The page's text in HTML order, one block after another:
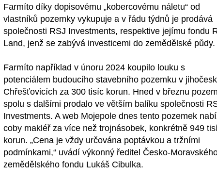
Farmíto díky dopisovému „kobercovému náletu“ od
vlastníků pozemky vykupuje a v řádu týdnů je prodává
společnosti RSJ Investments, respektive jejímu fondu
Land, jenž se zabývá investicemi do zemědělské půdy.
Farmíto například v únoru 2024 koupilo louku s
potenciálem budoucího stavebního pozemku v
Chřešťovicích za 300 tisíc korun. Hned v březnu
spolu s dalšími prodalo ve větším balíku společnosti
Investments. A web Mojepole dnes tento pozemek
coby makléř za více než trojnásobek, konkrétně 949
korun. „Cena je vždy určována poptávkou a tržními
podmínkami,“ uvádí výkonný ředitel Česko-
zemědělského fondu Lukáš Cibulka.